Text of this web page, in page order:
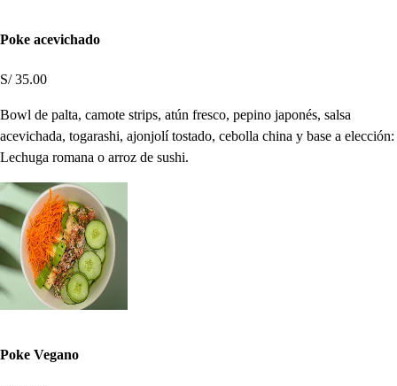
Poke acevichado
S/ 35.00
Bowl de palta, camote strips, atún fresco, pepino japonés, salsa
acevichada, togarashi, ajonjolí tostado, cebolla china y base a elección:
Lechuga romana o arroz de sushi.
Poke Vegano